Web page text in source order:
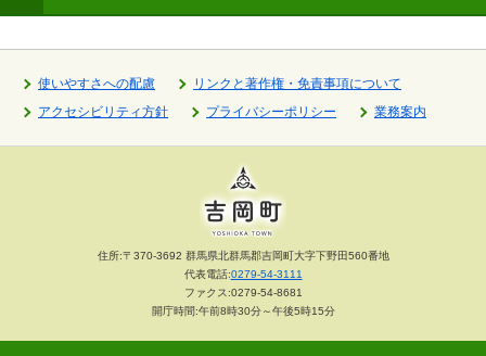
使いやすさへの配慮
リンクと著作権・免責事項について
アクセシビリティ方針
プライバシーポリシー 業務案内
住所:〒370-3692 群馬県北群馬郡吉岡町大字下野田560番地
代表電話:0279-54-3111
ファクス:0279-54-8681
開庁時間:午前8時30分～午後5時15分